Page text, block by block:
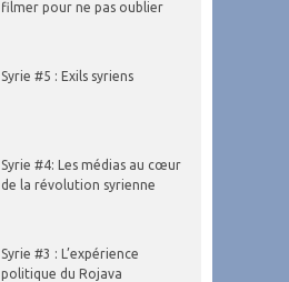
filmer pour ne pas oublier
Syrie #5 : Exils syriens
Syrie #4: Les médias au cœur
de la révolution syrienne
Syrie #3 : L’expérience
politique du Rojava